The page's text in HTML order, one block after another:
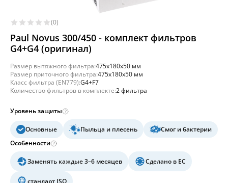
(0)
Paul Novus 300/450 - комплект фильтров
G4+G4 (оригинал)
Размер вытяжного фильтра:475x180x50 мм
Размер приточного фильтра:475x180x50 мм
Класс фильтра (EN779):G4+F7
Количество фильтров в комплекте:2 фильтра
Уровень защиты
Основные Пыльца и плесень
Смог и бактерии
Особенности
Заменять каждые 3–6 месяцев Сделано в ЕС
стандарт ISO